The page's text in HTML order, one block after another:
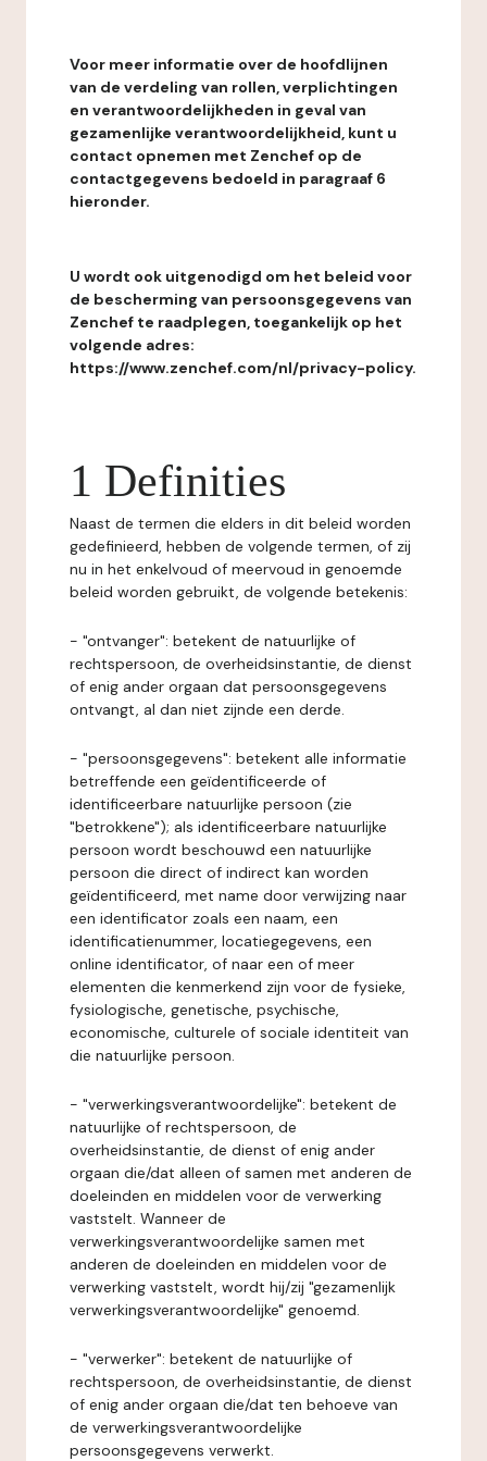
Voor meer informatie over de hoofdlijnen
van de verdeling van rollen, verplichtingen
en verantwoordelijkheden in geval van
gezamenlijke verantwoordelijkheid, kunt u
contact opnemen met Zenchef op de
contactgegevens bedoeld in paragraaf 6
hieronder.
U wordt ook uitgenodigd om het beleid voor
de bescherming van persoonsgegevens van
Zenchef te raadplegen, toegankelijk op het
volgende adres:
https://www.zenchef.com/nl/privacy-policy.
1 Definities
Naast de termen die elders in dit beleid worden
gedefinieerd, hebben de volgende termen, of zij
nu in het enkelvoud of meervoud in genoemde
beleid worden gebruikt, de volgende betekenis:
- "ontvanger": betekent de natuurlijke of
rechtspersoon, de overheidsinstantie, de dienst
of enig ander orgaan dat persoonsgegevens
ontvangt, al dan niet zijnde een derde.
- "persoonsgegevens": betekent alle informatie
betreffende een geïdentificeerde of
identificeerbare natuurlijke persoon (zie
"betrokkene"); als identificeerbare natuurlijke
persoon wordt beschouwd een natuurlijke
persoon die direct of indirect kan worden
geïdentificeerd, met name door verwijzing naar
een identificator zoals een naam, een
identificatienummer, locatiegegevens, een
online identificator, of naar een of meer
elementen die kenmerkend zijn voor de fysieke,
fysiologische, genetische, psychische,
economische, culturele of sociale identiteit van
die natuurlijke persoon.
- "verwerkingsverantwoordelijke": betekent de
natuurlijke of rechtspersoon, de
overheidsinstantie, de dienst of enig ander
orgaan die/dat alleen of samen met anderen de
doeleinden en middelen voor de verwerking
vaststelt. Wanneer de
verwerkingsverantwoordelijke samen met
anderen de doeleinden en middelen voor de
verwerking vaststelt, wordt hij/zij "gezamenlijk
verwerkingsverantwoordelijke" genoemd.
- "verwerker": betekent de natuurlijke of
rechtspersoon, de overheidsinstantie, de dienst
of enig ander orgaan die/dat ten behoeve van
de verwerkingsverantwoordelijke
persoonsgegevens verwerkt.